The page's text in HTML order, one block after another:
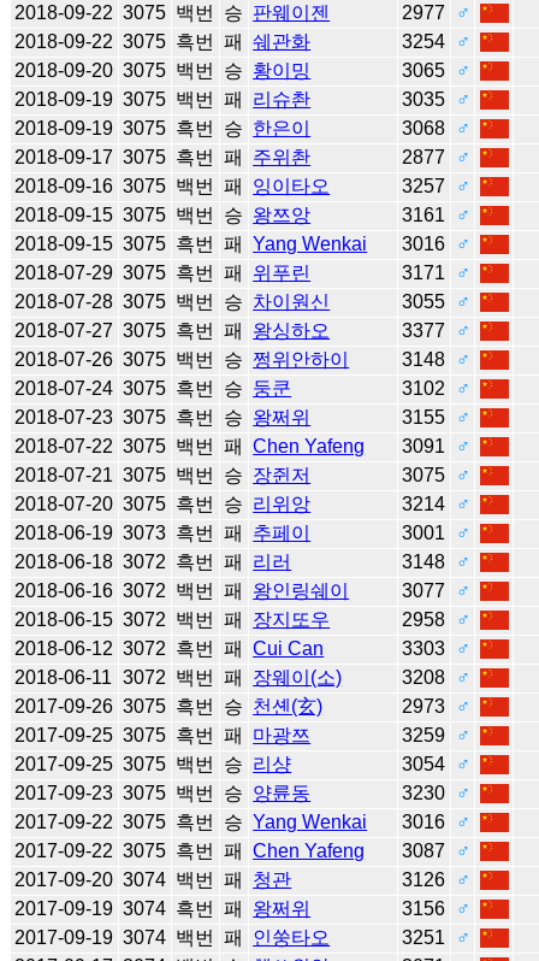
2018-09-22 3075 백번 승 판웨이젠 2977
♂
2018-09-22 3075 흑번 패 쉐관화 3254
♂
2018-09-20 3075 백번 승 황이밍 3065
♂
2018-09-19 3075 백번 패 리슈촨 3035
♂
2018-09-19 3075 흑번 승 한은이 3068
♂
2018-09-17 3075 흑번 패 주위촨 2877
♂
2018-09-16 3075 백번 패 잉이타오 3257
♂
2018-09-15 3075 백번 승 왕쯔앙 3161
♂
2018-09-15 3075 흑번 패 Yang Wenkai 3016
♂
2018-07-29 3075 흑번 패 위푸린 3171
♂
2018-07-28 3075 백번 승 차이원신 3055
♂
2018-07-27 3075 흑번 패 왕싱하오 3377
♂
2018-07-26 3075 백번 승 쩡위안하이 3148
♂
2018-07-24 3075 흑번 승 둥쿤 3102
♂
2018-07-23 3075 흑번 승 왕쩌위 3155
♂
2018-07-22 3075 백번 패 Chen Yafeng 3091
♂
2018-07-21 3075 백번 승 장쥔저 3075
♂
2018-07-20 3075 흑번 승 리위앙 3214
♂
2018-06-19 3073 흑번 패 추페이 3001
♂
2018-06-18 3072 흑번 패 리러 3148
♂
2018-06-16 3072 백번 패 왕인링쉐이 3077
♂
2018-06-15 3072 백번 패 장지또우 2958
♂
2018-06-12 3072 흑번 패 Cui Can 3303
♂
2018-06-11 3072 백번 패 장웨이(소) 3208
♂
2017-09-26 3075 흑번 승 천셴(玄) 2973
♂
2017-09-25 3075 흑번 패 마광쯔 3259
♂
2017-09-25 3075 백번 승 리샹 3054
♂
2017-09-23 3075 백번 승 양륜동 3230
♂
2017-09-22 3075 흑번 승 Yang Wenkai 3016
♂
2017-09-22 3075 흑번 패 Chen Yafeng 3087
♂
2017-09-20 3074 백번 패 청관 3126
♂
2017-09-19 3074 흑번 패 왕쩌위 3156
♂
2017-09-19 3074 백번 패 인쑹타오 3251
♂